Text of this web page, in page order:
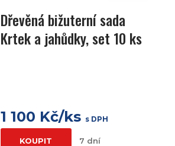
Dřevěná bižuterní sada
Krtek a jahůdky, set 10 ks
1 100 Kč/ks s DPH
KOUPIT 7 dní